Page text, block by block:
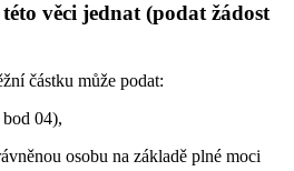
věci jednat (podat žádost
částku může podat:
04),
osobu na základě plné moci